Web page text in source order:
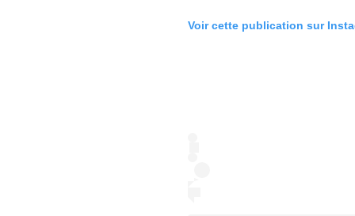
Voir cette publication sur